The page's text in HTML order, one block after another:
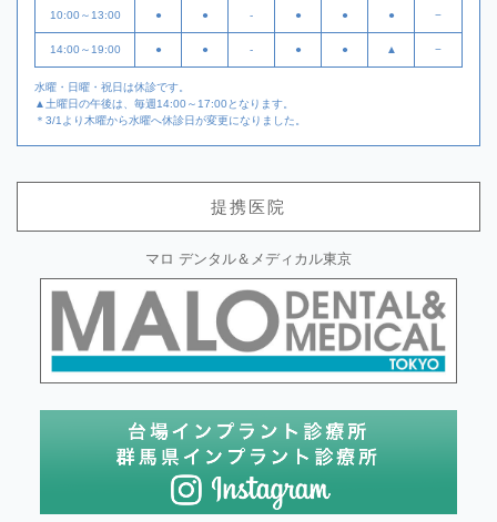
10:00～13:00 ● ● - ● ● ● −
14:00～19:00 ● ● - ● ● ▲ −
水曜・日曜・祝日は休診です。
▲土曜日の午後は、毎週14:00～17:00となります。
＊3/1より木曜から水曜へ休診日が変更になりました。
提携医院
マロ デンタル＆メディカル東京